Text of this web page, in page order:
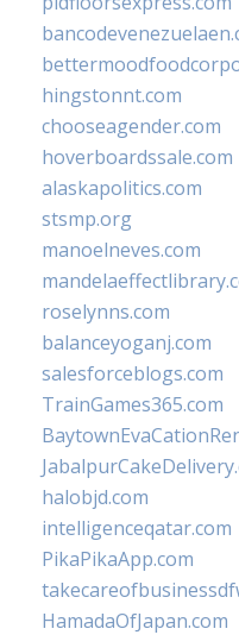
hingstonnt.com
chooseagender.com
hoverboardssale.com
alaskapolitics.com
stsmp.org
manoelneves.com
roselynns.com
balanceyoganj.com
salesforceblogs.com
TrainGames365.com
halobjd.com
intelligenceqatar.com
PikaPikaApp.com
HamadaOfJapan.com